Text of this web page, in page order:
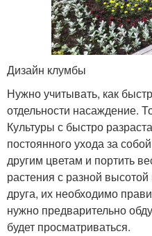
Дизайн клумбы
Нужно учитывать, как
отдельности насаждение.
Культуры с быстро
постоянного ухода за
другим цветам и портить
растения с разной
друга, их необходимо
нужно предварительно
будет просматриваться.